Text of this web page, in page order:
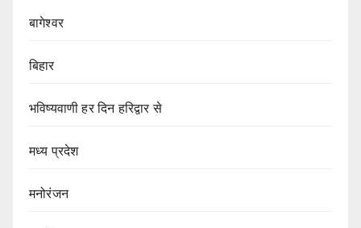
बागेश्वर
बिहार
भविष्यवाणी हर दिन हरिद्वार से
मध्य प्रदेश
मनोरंजन